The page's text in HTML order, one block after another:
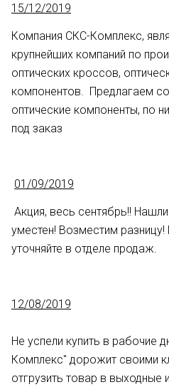
15/12/2019
Компания СКС-Комплекс,
крупнейших компаний по
оптических кроссов,
компонентов. Предлагаем
оптические компоненты, по
под заказ
01/09/2019
Акция, весь сентябрь!!
уместен! Возместим
уточняйте в отделе продаж.
12/08/2019
Не успели купить в рабочие
Комплекс" дорожит своими
отгрузить товар в выходные